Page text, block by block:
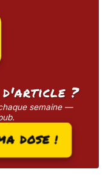
d'article ?
semaine —
DOSE !